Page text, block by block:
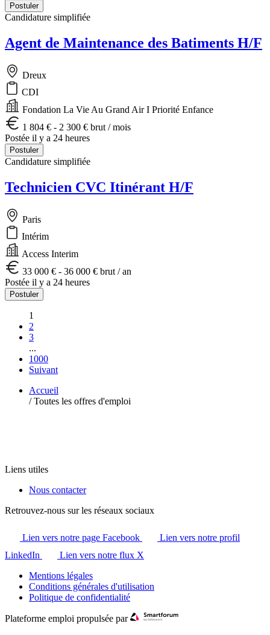
Postuler
Candidature simplifiée
Agent de Maintenance des Batiments H/F
Dreux
CDI
Fondation La Vie Au Grand Air I Priorité Enfance
1 804 € - 2 300 € brut / mois
Postée il y a 24 heures
Postuler
Candidature simplifiée
Technicien CVC Itinérant H/F
Paris
Intérim
Access Interim
33 000 € - 36 000 € brut / an
Postée il y a 24 heures
Postuler
1
2
3
...
1000
Suivant
Accueil
/ Toutes les offres d'emploi
Liens utiles
Nous contacter
Retrouvez-nous sur les réseaux sociaux
Lien vers notre page Facebook
Lien vers notre profil
LinkedIn
Lien vers notre flux X
Mentions légales
Conditions générales d'utilisation
Politique de confidentialité
Plateforme emploi propulsée par